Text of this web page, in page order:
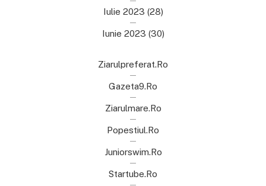
Iulie 2023 (28)
Iunie 2023 (30)
Ziarulpreferat.ro
Gazeta9.ro
Ziarulmare.ro
Popestiul.ro
Juniorswim.ro
Startube.ro